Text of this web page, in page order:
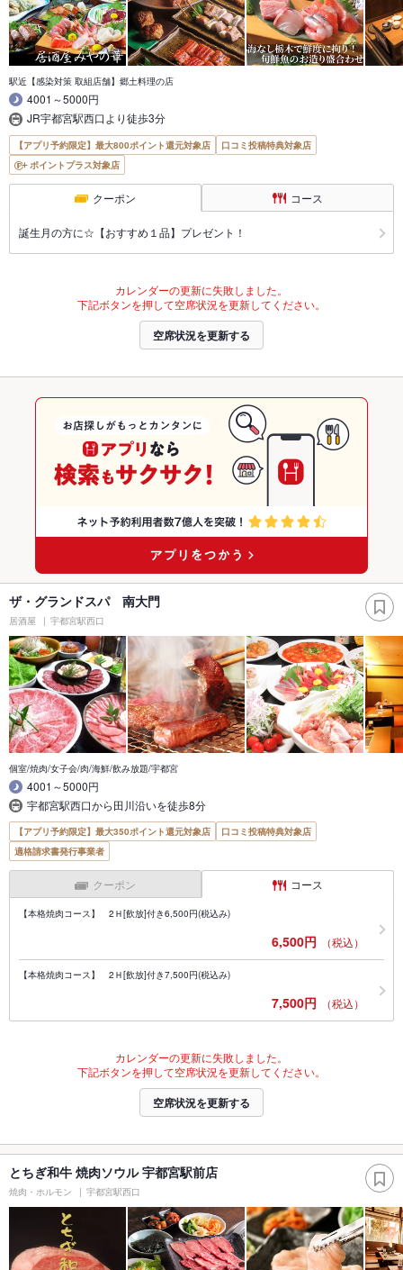
駅近【感染対策 取組店舗】郷土料理の店
4001～5000円
JR宇都宮駅西口より徒歩3分
【アプリ予約限定】最大800ポイント還元対象店
口コミ投稿特典対象店
ポイントプラス対象店
クーポン コース
誕生月の方に☆【おすすめ１品】プレゼント！
カレンダーの更新に失敗しました。
下記ボタンを押して空席状況を更新してください。
空席状況を更新する
ザ・グランドスパ 南大門
居酒屋 宇都宮駅西口
個室/焼肉/女子会/肉/海鮮/飲み放題/宇都宮
4001～5000円
宇都宮駅西口から田川沿いを徒歩8分
【アプリ予約限定】最大350ポイント還元対象店
口コミ投稿特典対象店
適格請求書発行事業者
クーポン コース
【本格焼肉コース】 2Ｈ[飲放]付き6,500円(税込み)
6,500円 （税込）
【本格焼肉コース】 2Ｈ[飲放]付き7,500円(税込み)
7,500円 （税込）
カレンダーの更新に失敗しました。
下記ボタンを押して空席状況を更新してください。
空席状況を更新する
とちぎ和牛 焼肉ソウル 宇都宮駅前店
焼肉・ホルモン 宇都宮駅西口